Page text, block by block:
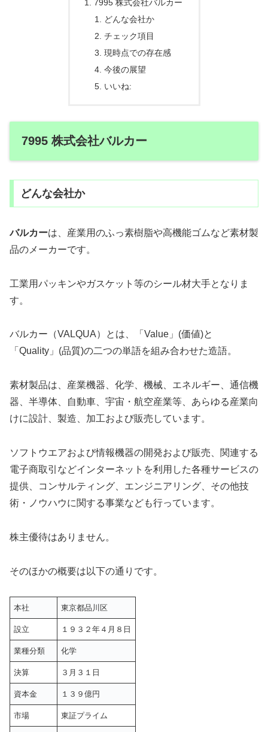
7995 株式会社バルカー
どんな会社か
チェック項目
現時点での存在感
今後の展望
いいね:
7995 株式会社バルカー
どんな会社か
バルカーは、産業用のふっ素樹脂や高機能ゴムなど素材製
品のメーカーです。
工業用パッキンやガスケット等のシール材大手となりま
す。
バルカー（VALQUA）とは、「Value」(価値)と
「Quality」(品質)の二つの単語を組み合わせた造語。
素材製品は、産業機器、化学、機械、エネルギー、通信機
器、半導体、自動車、宇宙・航空産業等、あらゆる産業向
けに設計、製造、加工および販売しています。
ソフトウエアおよび情報機器の開発および販売、関連する
電子商取引などインターネットを利用した各種サービスの
提供、コンサルティング、エンジニアリング、その他技
術・ノウハウに関する事業なども行っています。
株主優待はありません。
そのほかの概要は以下の通りです。
本社 東京都品川区
設立 １９３２年４月８日
業種分類 化学
決算 ３月３１日
資本金 １３９億円
市場 東証プライム